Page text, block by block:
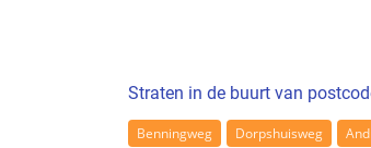
Straten in de buurt van
Benningweg Dorpshuisweg